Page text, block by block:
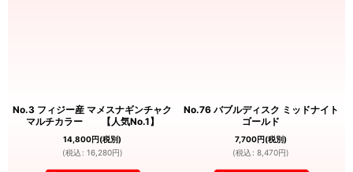
No.3 フィジー産 マメスナギンチャク
マルチカラー 【人気No.1】
14,800円(税別)
(税込 : 16,280円)
No.76 バブルディスク ミッドナイト
ゴールド
7,700円(税別)
(税込 : 8,470円)